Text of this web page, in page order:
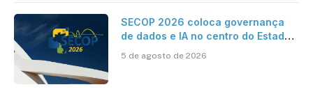
SECOP 2026 coloca governança
de dados e IA no centro do Estado
5 de agosto de 2026